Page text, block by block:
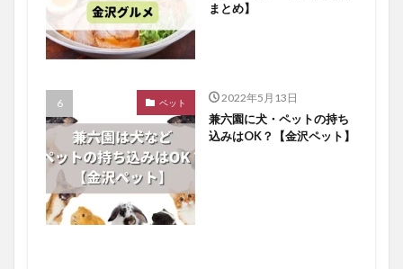
まとめ】
ペット 2022年5月13日
兼六園に犬・ペットの持ち
込みはOK？【金沢ペット】